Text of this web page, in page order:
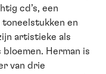
cd’s, een
en
artistieke als
Herman is
van drie